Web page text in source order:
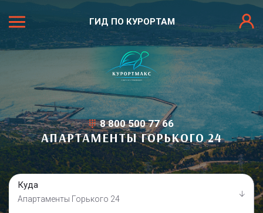
ГИД ПО КУРОРТАМ
8 800 500 77 66
АПАРТАМЕНТЫ ГОРЬКОГО 24
Куда
Апартаменты Горького 24